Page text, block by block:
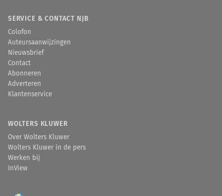
SERVICE & CONTACT NJB
Colofon
Auteursaanwijzingen
Nieuwsbrief
Contact
Abonneren
Adverteren
Klantenservice
WOLTERS KLUWER
Over Wolters Kluwer
Wolters Kluwer in de pers
Werken bij
InView